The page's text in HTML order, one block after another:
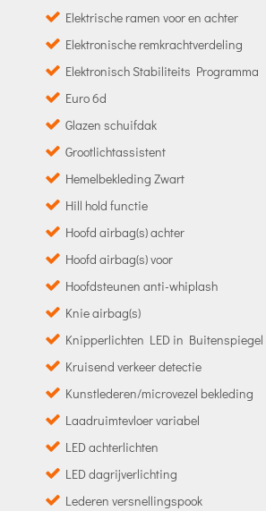
Elektrische ramen voor en achter
Elektronische remkrachtverdeling
Elektronisch Stabiliteits Programma
Euro 6d
Glazen schuifdak
Grootlichtassistent
Hemelbekleding Zwart
Hill hold functie
Hoofd airbag(s) achter
Hoofd airbag(s) voor
Hoofdsteunen anti-whiplash
Knie airbag(s)
Knipperlichten LED in Buitenspiegel
Kruisend verkeer detectie
Kunstlederen/microvezel bekleding
Laadruimtevloer variabel
LED achterlichten
LED dagrijverlichting
Lederen versnellingspook